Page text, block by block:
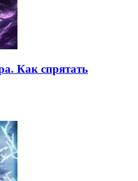
Как спрятать